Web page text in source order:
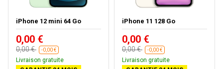
iPhone 12 mini 64 Go
0,00 €
0,00 € -0,00 €
Livraison gratuite
iPhone 11 128 Go
0,00 €
0,00 € -0,00 €
Livraison gratuite